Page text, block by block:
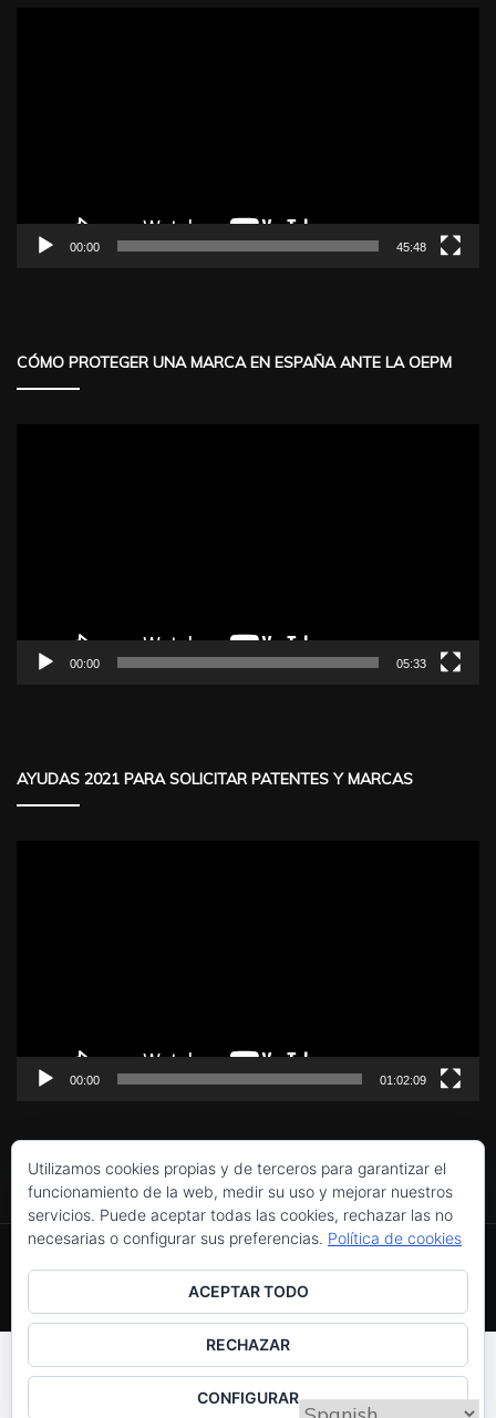
00:00 45:48
CÓMO PROTEGER UNA MARCA EN ESPAÑA ANTE LA OEPM
00:00 05:33
AYUDAS 2021 PARA SOLICITAR PATENTES Y MARCAS
00:00 01:02:09
, políticas deprivacidad
Privacidad y cookies: este sitio usa cookies. Si continúas
navegando por él, aceptas su uso.
Para obtener más información, incluido cómo gestionar las
Política de cookies
Utilizamos cookies propias y de terceros para garantizar el
funcionamiento de la web, medir su uso y mejorar nuestros
servicios. Puede aceptar todas las cookies, rechazar las no
necesarias o configurar sus preferencias. Política de cookies
ACEPTAR TODO
RECHAZAR
CONFIGURAR
Política de cookies
Utilizamos cookies propias y de terceros para
contenidos y publicidad de interés. Al continuar
con la navegación entendemos que se acepta
nuestra Política de cookies.Política de cookies